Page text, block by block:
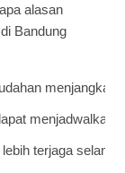
alasan
di Bandung
menjangkau
menjadwalkan
terjaga selama